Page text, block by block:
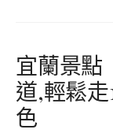
宜蘭景點
道,輕鬆
色